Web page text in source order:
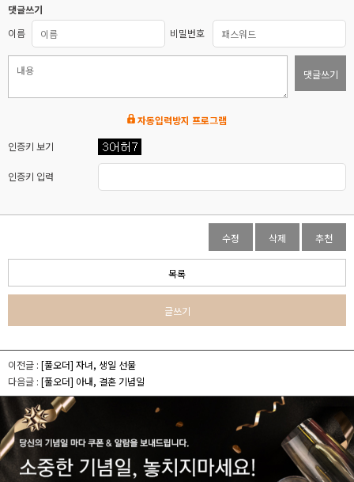
댓글쓰기
이름
비밀번호
댓글쓰기
자동입력방지 프로그램
인증키 보기
인증키 입력
수정 삭제 추천
목록
글쓰기
이전글 : [풀오더] 자녀, 생일 선물
다음글 : [풀오더] 아내, 결혼 기념일